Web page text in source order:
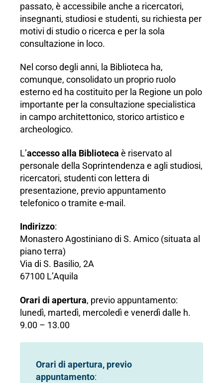
passato, è accessibile anche a ricercatori,
insegnanti, studiosi e studenti, su richiesta per
motivi di studio o ricerca e per la sola
consultazione in loco.
Nel corso degli anni, la Biblioteca ha,
comunque, consolidato un proprio ruolo
esterno ed ha costituito per la Regione un polo
importante per la consultazione specialistica
in campo architettonico, storico artistico e
archeologico.
L’accesso alla Biblioteca è riservato al
personale della Soprintendenza e agli studiosi,
ricercatori, studenti con lettera di
presentazione, previo appuntamento
telefonico o tramite e-mail.
Indirizzo:
Monastero Agostiniano di S. Amico (situata al
piano terra)
Via di S. Basilio, 2A
67100 L’Aquila
Orari di apertura, previo appuntamento:
lunedì, martedì, mercoledì e venerdì dalle h.
9.00 – 13.00
Orari di apertura, previo
appuntamento: